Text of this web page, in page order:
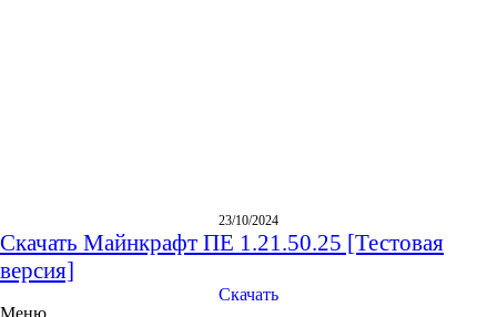
Скачать Майнкрафт ПЕ 1.21.50.25 [Тестовая
версия]
23/10/2024
Скачать
Меню